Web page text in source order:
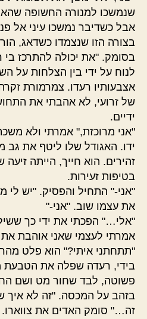
שנמשכו למנורה החשופה
אבל כשדיבר נמשכו עיני אל
בצורה הזו שנצמדו כשדאג,
בסומק. "את יכולה להתרכז בי
לנוח על ידי בין הצלחות על
אצבעותיו רעדו. צמרמורת
של זרועי, לא אהבתי את
ידיים.
"אני מרוכזת," אמרתי ולא
ידו. האגודל שלו ליטף את גב
זהירים. הוא חייך, הייתה
בטיפות זעירות.
"אני-" התחיל והפסיק. "יש לי
את עצמו שוב. "אני-"
"אלי…" הפכתי את ידי כך
אמרתי לעצמי שאני אוהבת
"תתחתני איתי?" הוא פלט
בידי, רעדה שפלה את הטבעת
פשוטה, לבד שחור מט ושם
בזהב על המכסה. "זה לא איך
זה…" סומק האדים את צווארו.